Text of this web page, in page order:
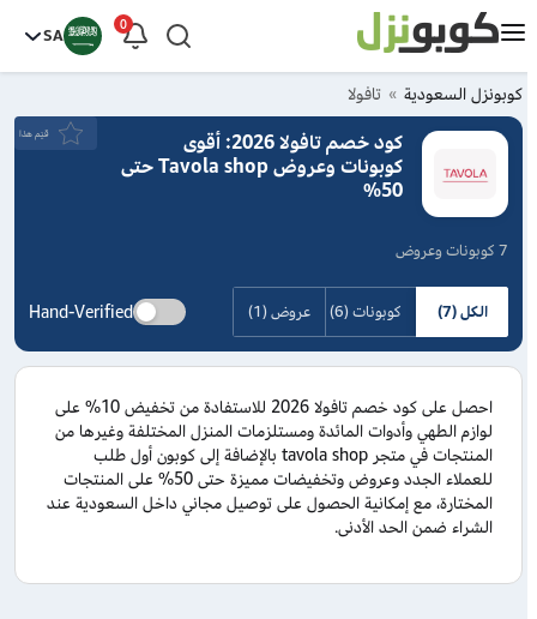
0
SA
كوبونزل السعودية تافولا
كود خصم تافولا 2026: أقوى
كوبونات وعروض Tavola shop حتى
50%
7 كوبونات وعروض
قيَم هذا
الكل (7) كوبونات (6) عروض (1) Hand-Verified
احصل على كود خصم تافولا 2026 للاستفادة من تخفيض 10% على
لوازم الطهي وأدوات المائدة ومستلزمات المنزل المختلفة وغيرها من
المنتجات في متجر tavola shop بالإضافة إلى كوبون أول طلب
للعملاء الجدد وعروض وتخفيضات مميزة حتى 50% على المنتجات
المختارة، مع إمكانية الحصول على توصيل مجاني داخل السعودية عند
الشراء ضمن الحد الأدنى.